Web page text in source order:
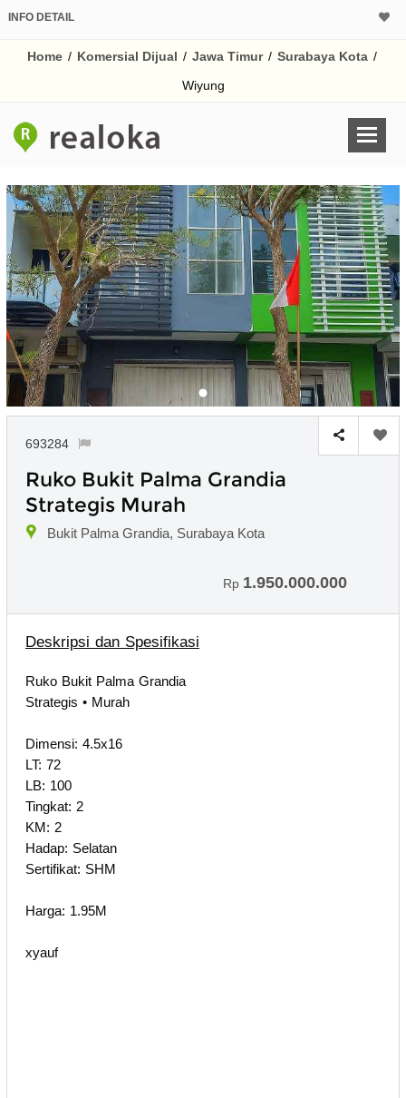
INFO DETAIL
Home / Komersial Dijual / Jawa Timur / Surabaya Kota /
Wiyung
693284
Ruko Bukit Palma Grandia
Strategis Murah
Bukit Palma Grandia, Surabaya Kota
Rp 1.950.000.000
Deskripsi dan Spesifikasi
Ruko Bukit Palma Grandia
Strategis • Murah
Dimensi: 4.5x16
LT: 72
LB: 100
Tingkat: 2
KM: 2
Hadap: Selatan
Sertifikat: SHM
Harga: 1.95M
xyauf
Harga Rp
% /th
Untuk hasil simulasi
pada kotak-
Simpan